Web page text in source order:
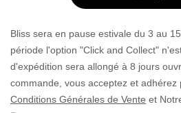
Bliss sera en pause estivale du 3 au
période l'option "Click and Collect"
d'expédition sera allongé à 8 jours
commande, vous acceptez et adhérez
Conditions Générales de Vente et